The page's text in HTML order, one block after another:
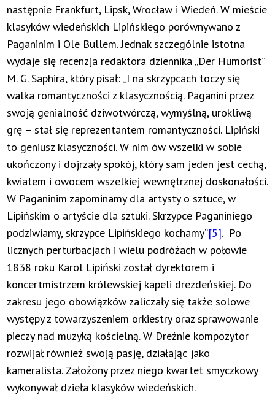
następnie Frankfurt, Lipsk, Wrocław i Wiedeń. W mieście
klasyków wiedeńskich Lipińskiego porównywano z
Paganinim i Ole Bullem. Jednak szczególnie istotna
wydaje się recenzja redaktora dziennika „Der Humorist”
M. G. Saphira, który pisał: „I na skrzypcach toczy się
walka romantyczności z klasycznością. Paganini przez
swoją genialność dziwotwórczą, wymyślną, urokliwą
grę – stał się reprezentantem romantyczności. Lipiński
to geniusz klasyczności. W nim ów wszelki w sobie
ukończony i dojrzały spokój, który sam jeden jest cechą,
kwiatem i owocem wszelkiej wewnętrznej doskonałości.
W Paganinim zapominamy dla artysty o sztuce, w
Lipińskim o artyście dla sztuki. Skrzypce Paganiniego
podziwiamy, skrzypce Lipińskiego kochamy”[5]. Po
licznych perturbacjach i wielu podróżach w połowie
1838 roku Karol Lipiński został dyrektorem i
koncertmistrzem królewskiej kapeli drezdeńskiej. Do
zakresu jego obowiązków zaliczały się także solowe
występy z towarzyszeniem orkiestry oraz sprawowanie
pieczy nad muzyką kościelną. W Dreźnie kompozytor
rozwijał również swoją pasję, działając jako
kameralista. Założony przez niego kwartet smyczkowy
wykonywał dzieła klasyków wiedeńskich.